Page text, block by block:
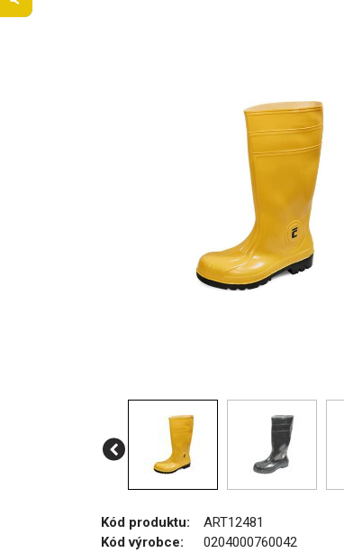
Kód produktu:
ART12481
Kód výrobce:
0204000760042